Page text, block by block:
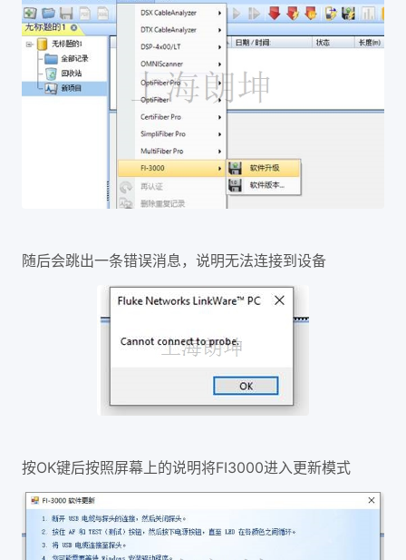
随后会跳出一条错误消息，说明无法连接到设备
按OK键后按照屏幕上的说明将FI3000进入更新模式